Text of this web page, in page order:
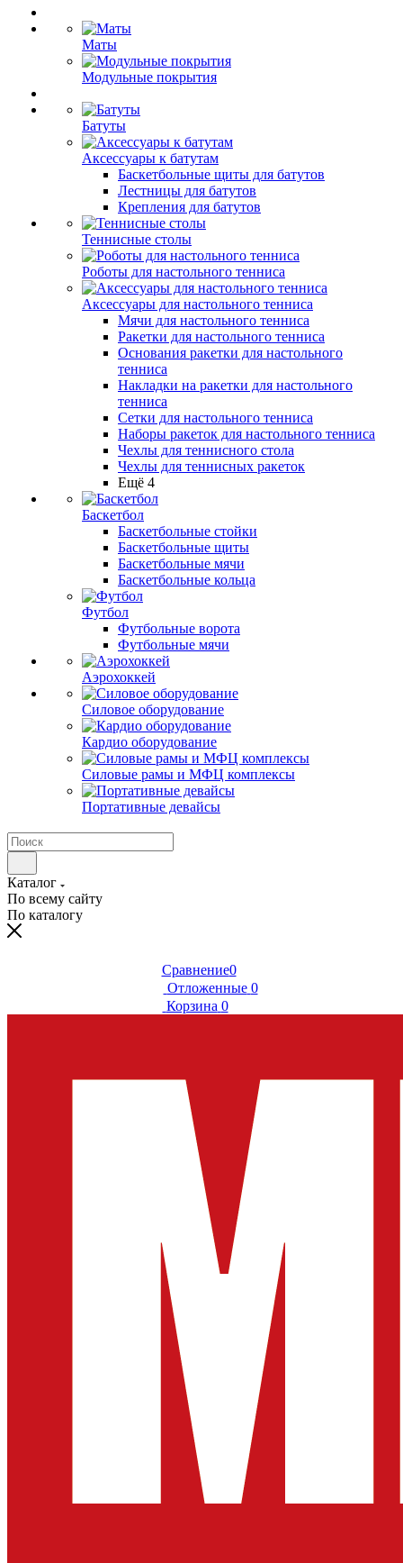
Маты
Модульные покрытия
Батуты
Аксессуары к батутам
Баскетбольные щиты для батутов
Лестницы для батутов
Крепления для батутов
Теннисные столы
Роботы для настольного тенниса
Аксессуары для настольного тенниса
Мячи для настольного тенниса
Ракетки для настольного тенниса
Основания ракетки для настольного
тенниса
Накладки на ракетки для настольного
тенниса
Сетки для настольного тенниса
Наборы ракеток для настольного тенниса
Чехлы для теннисного стола
Чехлы для теннисных ракеток
Ещё 4
Баскетбол
Баскетбольные стойки
Баскетбольные щиты
Баскетбольные мячи
Баскетбольные кольца
Футбол
Футбольные ворота
Футбольные мячи
Аэрохоккей
Силовое оборудование
Кардио оборудование
Силовые рамы и МФЦ комплексы
Портативные девайсы
Каталог
По всему сайту
По каталогу
Сравнение0
Отложенные 0
Корзина 0